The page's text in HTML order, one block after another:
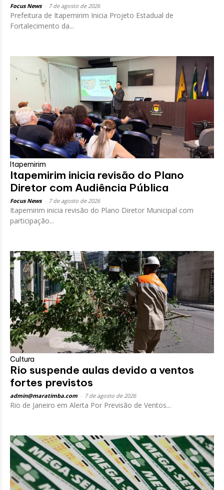
Focus News 7 de agosto de 2026
Prefeitura de Itapemirim Inicia Projeto Estadual de
Fortalecimento da...
Itapemirim
Itapemirim inicia revisão do Plano
Diretor com Audiência Pública
Focus News 7 de agosto de 2026
Itapemirim inicia revisão do Plano Diretor Municipal com
participação...
Cultura
Rio suspende aulas devido a ventos
fortes previstos
admin@maratimba.com 7 de agosto de 2026
Rio de Janeiro em Alerta Por Previsão de Ventos...